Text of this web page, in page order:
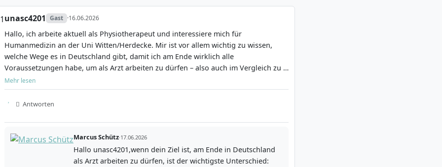
in Witten dauert sechs Jahre und drei Monate (12,3 Semester, 180
Phasen:
(1.–2. Jahr):Schwerpunkt auf problemorientiertem Lernen
kleinen Gruppen, Bearbeitung von Patientengeschichten, Erlernen klinisch-
Fertigkeiten, Praxisaufenthalte in kooperierenden Praxen und Kliniken
in der Patientenversorgung, Supervision durch erfahrene
(6. Jahr, Praktisches Jahr):
Medizin, Chirurgie und einem Wahlfach – dabei aktive Mitarbeit in den
Kliniken, eigenverantwortliches Arbeiten unter Supervision
unasc4201 Gast ·16.06.2026
Hallo, ich arbeite aktuell als Physiotherapeut und interessiere mich für
Humanmedizin an der Uni Witten/Herdecke. Mir ist vor allem wichtig zu wissen,
welche Wege es in Deutschland gibt, damit ich am Ende wirklich alle
Voraussetzungen habe, um als Arzt arbeiten zu dürfen – also auch im Vergleich zu …
Mehr lesen
Antworten
Marcus Schütz·17.06.2026
Hallo unasc4201,wenn dein Ziel ist, am Ende in Deutschland
als Arzt arbeiten zu dürfen, ist der wichtigste Unterschied: